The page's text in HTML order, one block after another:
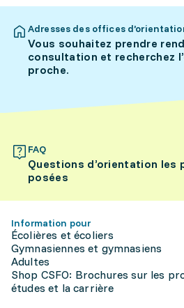
Adresses des offices
Vous souhaitez prendre
consultation et recherchez
proche.
FAQ
Questions d’orientation les
posées
Information pour
Écolières et écoliers
Gymnasiennes et gymnasiens
Adultes
Shop CSFO: Brochures sur les
études et la carrière